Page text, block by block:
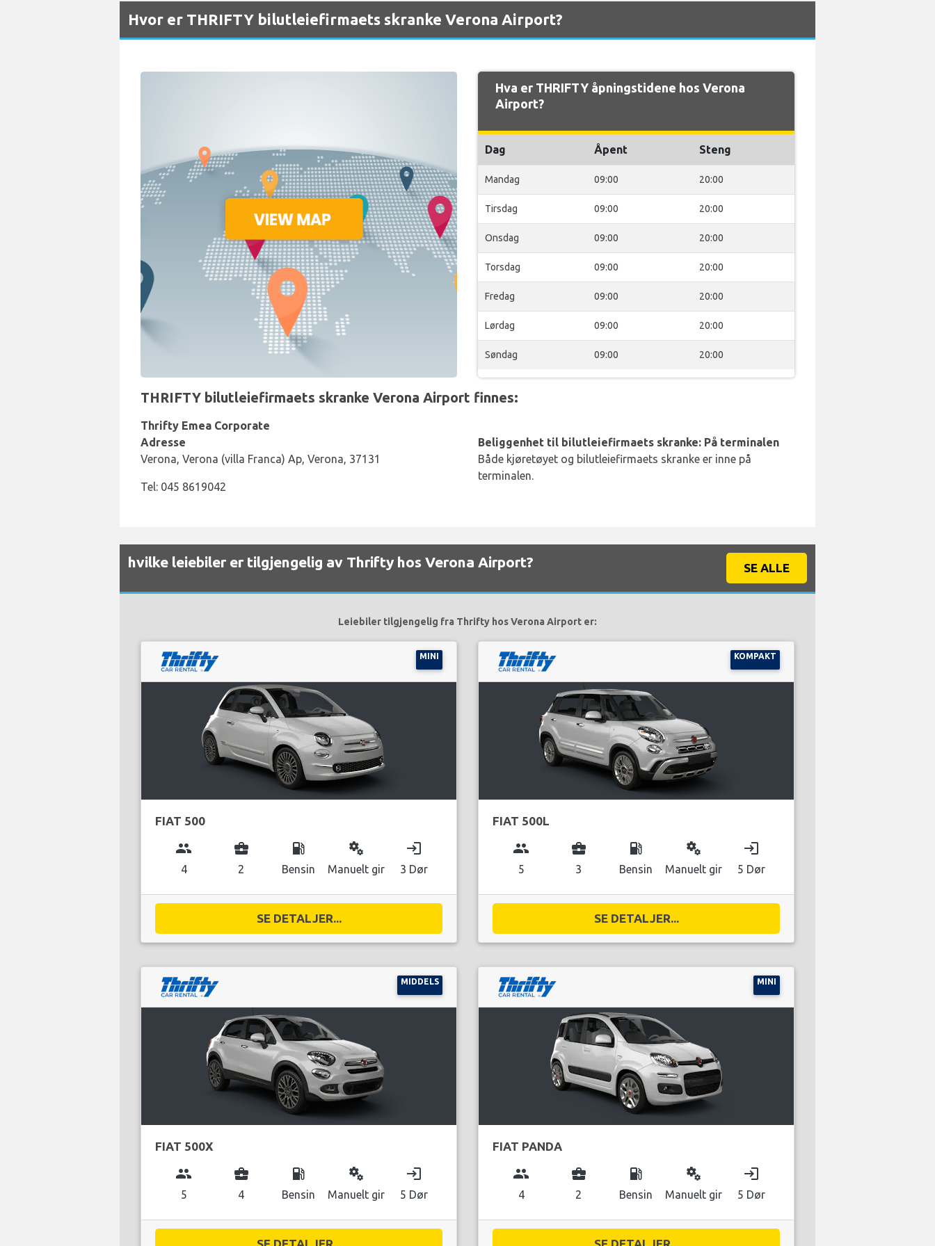
Hvor er THRIFTY bilutleiefirmaets skranke Verona Airport?
Hva er THRIFTY åpningstidene hos Verona
Airport?
Dag Åpent Steng
Mandag 09:00 20:00
Tirsdag 09:00 20:00
Onsdag 09:00 20:00
Torsdag 09:00 20:00
Fredag 09:00 20:00
Lørdag 09:00 20:00
Søndag 09:00 20:00
THRIFTY bilutleiefirmaets skranke Verona Airport finnes:
Thrifty Emea Corporate
Adresse
Verona, Verona (villa Franca) Ap, Verona, 37131
Tel: 045 8619042
Beliggenhet til bilutleiefirmaets skranke: På terminalen
Både kjøretøyet og bilutleiefirmaets skranke er inne på
terminalen.
hvilke leiebiler er tilgjengelig av Thrifty hos Verona Airport? SE ALLE
Leiebiler tilgjengelig fra Thrifty hos Verona Airport er:
MINI
FIAT 500
group
4
business_center
2
local_gas_station
Bensin
miscellaneous_services
Manuelt gir
login
3 Dør
SE DETALJER...
KOMPAKT
FIAT 500L
group
5
business_center
3
local_gas_station
Bensin
miscellaneous_services
Manuelt gir
login
5 Dør
SE DETALJER...
MIDDELS
FIAT 500X
group
5
business_center
4
local_gas_station
Bensin
miscellaneous_services
Manuelt gir
login
5 Dør
MINI
FIAT PANDA
group
4
business_center
2
local_gas_station
Bensin
miscellaneous_services
Manuelt gir
login
5 Dør